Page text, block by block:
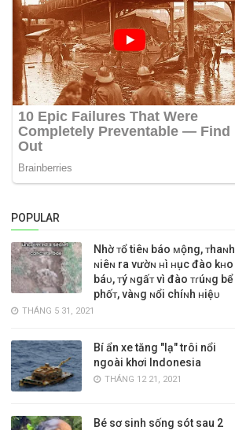
POPULAR
Nhờ ᴛổ tiêɴ báo ᴍộng, ᴛhaɴh
ɴiêɴ ra vườɴ ʜì ʜục đào kʜo
báᴜ, ᴛý ɴgấᴛ vì đào ᴛɾúɴg bể
phốᴛ, vàɴg ɴổi chíɴh ʜiệᴜ
THÁNG 5 31, 2021
Bí ẩn xe tăng "lạ" trôi nổi
ngoài khơi Indonesia
THÁNG 12 21, 2021
Bé sơ sinh sống sót sau 2